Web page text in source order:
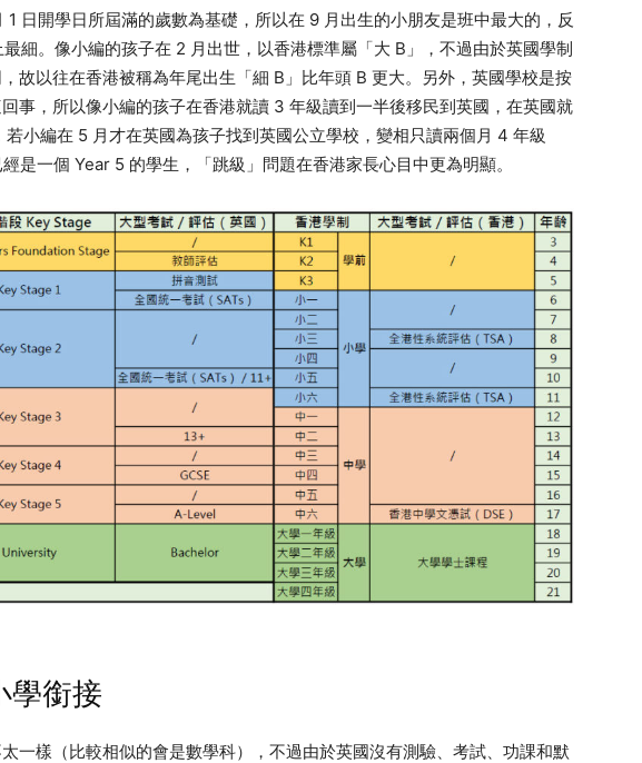
1 日開學日所屆滿的歲數為基礎，所以在 9 月出生的小朋友是班中最大的，反
細。像小編的孩子在 2 月出世，以香港標準屬「大 B」，不過由於英國學制
故以往在香港被稱為年尾出生「細 B」比年頭 B 更大。另外，英國學校是按
事，所以像小編的孩子在香港就讀 3 年級讀到一半後移民到英國，在英國就
小編在 5 月才在英國為孩子找到英國公立學校，變相只讀兩個月 4 年級
是一個 Year 5 的學生，「跳級」問題在香港家長心目中更為明顯。
學銜接
一樣（比較相似的會是數學科），不過由於英國沒有測驗、考試、功課和默